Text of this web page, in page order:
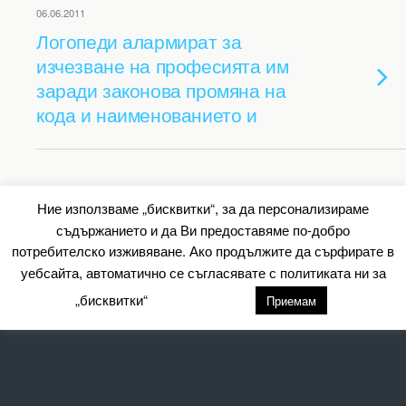
06.06.2011
Логопеди алармират за
изчезване на професията им
заради законова промяна на
кода и наименованието и
Back to top
Mobile Desktop
All content Copyright Барометър.нет
Ние използваме „бисквитки“, за да персонализираме
съдържанието и да Ви предоставяме по-добро
потребителско изживяване. Ако продължите да сърфирате в
уебсайта, автоматично се съгласявате с политиката ни за
„бисквитки“
Приемам